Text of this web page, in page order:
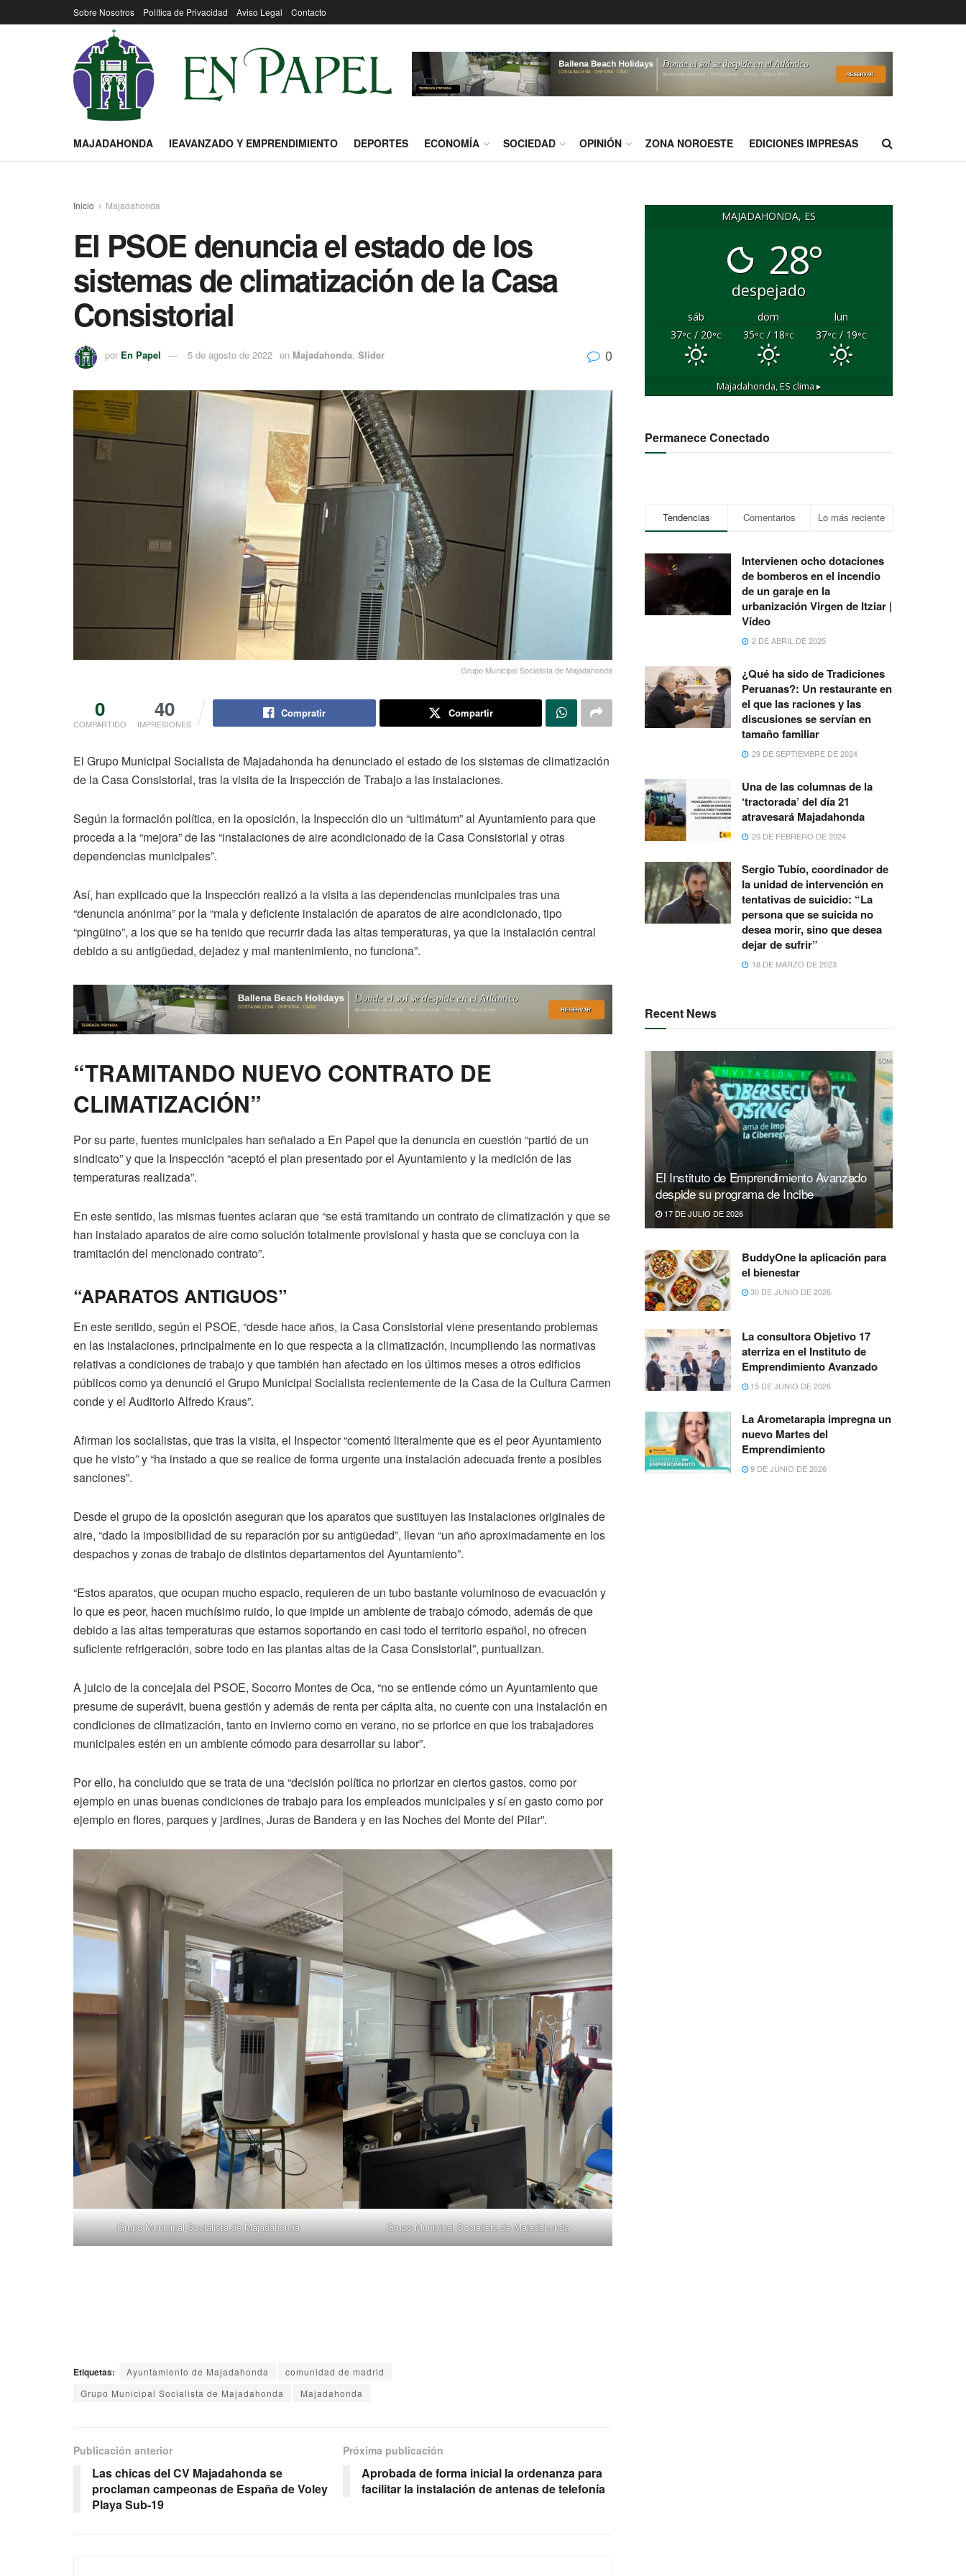
Sobre Nosotros Política de Privacidad Aviso Legal Contacto
MAJADAHONDA IEAVANZADO Y EMPRENDIMIENTO DEPORTES ECONOMÍA SOCIEDAD OPINIÓN ZONA NOROESTE EDICIONES IMPRESAS
Inicio Majadahonda
El PSOE denuncia el estado de los
sistemas de climatización de la Casa
Consistorial
por En Papel 5 de agosto de 2022 en Majadahonda, Slider 0
Grupo Municipal Socialista de Majadahonda
0
COMPARTIDO
40
IMPRESIONES
Compratir Compartir
El Grupo Municipal Socialista de Majadahonda ha denunciado el estado de los sistemas de climatización
de la Casa Consistorial, tras la visita de la Inspección de Trabajo a las instalaciones.
Según la formación política, en la oposición, la Inspección dio un “ultimátum” al Ayuntamiento para que
proceda a la “mejora” de las “instalaciones de aire acondicionado de la Casa Consistorial y otras
dependencias municipales”.
Así, han explicado que la Inspección realizó a la visita a las dependencias municipales tras una
“denuncia anónima” por la “mala y deficiente instalación de aparatos de aire acondicionado, tipo
“pingüino”, a los que se ha tenido que recurrir dada las altas temperaturas, ya que la instalación central
debido a su antigüedad, dejadez y mal mantenimiento, no funciona”.
“TRAMITANDO NUEVO CONTRATO DE
CLIMATIZACIÓN”
Por su parte, fuentes municipales han señalado a En Papel que la denuncia en cuestión “partió de un
sindicato” y que la Inspección “aceptó el plan presentado por el Ayuntamiento y la medición de las
temperaturas realizada”.
En este sentido, las mismas fuentes aclaran que “se está tramitando un contrato de climatización y que se
han instalado aparatos de aire como solución totalmente provisional y hasta que se concluya con la
tramitación del mencionado contrato”.
“APARATOS ANTIGUOS”
En este sentido, según el PSOE, “desde hace años, la Casa Consistorial viene presentando problemas
en las instalaciones, principalmente en lo que respecta a la climatización, incumpliendo las normativas
relativas a condiciones de trabajo y que también han afectado en los últimos meses a otros edificios
públicos como ya denunció el Grupo Municipal Socialista recientemente de la Casa de la Cultura Carmen
conde y el Auditorio Alfredo Kraus”.
Afirman los socialistas, que tras la visita, el Inspector “comentó literalmente que es el peor Ayuntamiento
que he visto” y “ha instado a que se realice de forma urgente una instalación adecuada frente a posibles
sanciones”.
Desde el grupo de la oposición aseguran que los aparatos que sustituyen las instalaciones originales de
aire, “dado la imposibilidad de su reparación por su antigüedad”, llevan “un año aproximadamente en los
despachos y zonas de trabajo de distintos departamentos del Ayuntamiento”.
“Estos aparatos, que ocupan mucho espacio, requieren de un tubo bastante voluminoso de evacuación y
lo que es peor, hacen muchísimo ruido, lo que impide un ambiente de trabajo cómodo, además de que
debido a las altas temperaturas que estamos soportando en casi todo el territorio español, no ofrecen
suficiente refrigeración, sobre todo en las plantas altas de la Casa Consistorial”, puntualizan.
A juicio de la concejala del PSOE, Socorro Montes de Oca, “no se entiende cómo un Ayuntamiento que
presume de superávit, buena gestión y además de renta per cápita alta, no cuente con una instalación en
condiciones de climatización, tanto en invierno como en verano, no se priorice en que los trabajadores
municipales estén en un ambiente cómodo para desarrollar su labor”.
Por ello, ha concluido que se trata de una “decisión política no priorizar en ciertos gastos, como por
ejemplo en unas buenas condiciones de trabajo para los empleados municipales y sí en gasto como por
ejemplo en flores, parques y jardines, Juras de Bandera y en las Noches del Monte del Pilar”.
Grupo Municipal Socialista de Majadahonda Grupo Municipal Socialista de Majadahonda
Etiquetas: Ayuntamiento de Majadahonda
comunidad de madrid
Grupo Municipal Socialista de Majadahonda
Majadahonda
Publicación anterior
Las chicas del CV Majadahonda se
proclaman campeonas de España de Voley
Playa Sub-19
Próxima publicación
Aprobada de forma inicial la ordenanza para
facilitar la instalación de antenas de telefonía
MAJADAHONDA, ES
28°
despejado
sáb dom
lun
37°C/ 20°C 35°C/ 18°C 37°C/ 19°C
Majadahonda, ESclima ▸
Permanece Conectado
Tendencias Comentarios Lo más reciente
Intervienen ocho dotaciones
de bomberos en el incendio
de un garaje en la
urbanización Virgen de Itziar |
Vídeo
2 DE ABRIL DE 2025
¿Qué ha sido de Tradiciones
Peruanas?: Un restaurante en
el que las raciones y las
discusiones se servían en
tamaño familiar
29 DE SEPTIEMBRE DE 2024
Una de las columnas de la
‘tractorada’ del día 21
atravesará Majadahonda
20 DE FEBRERO DE 2024
Sergio Tubío, coordinador de
la unidad de intervención en
tentativas de suicidio: “La
persona que se suicida no
desea morir, sino que desea
dejar de sufrir”
18 DE MARZO DE 2023
Recent News
El Instituto de Emprendimiento Avanzado
despide su programa de Incibe
17 DE JULIO DE 2026
BuddyOne la aplicación para
el bienestar
30 DE JUNIO DE 2026
La consultora Objetivo 17
aterriza en el Instituto de
Emprendimiento Avanzado
15 DE JUNIO DE 2026
La Arometarapia impregna un
nuevo Martes del
Emprendimiento
9 DE JUNIO DE 2026